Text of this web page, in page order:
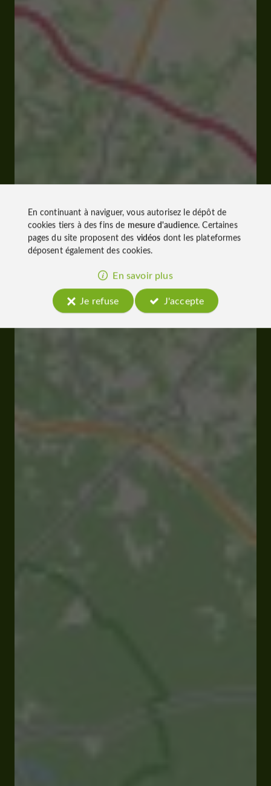
En continuant à naviguer, vous autorisez le dépôt de
cookies tiers à des fins de mesure d'audience. Certaines
pages du site proposent des vidéos dont les plateformes
déposent également des cookies.
En savoir plus
Je refuse
J'accepte